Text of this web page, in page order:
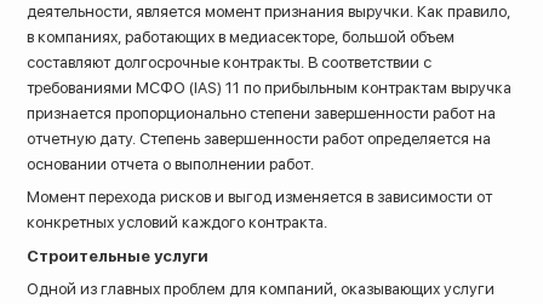
деятельности, является момент признания выручки. Как правило,
в компаниях, работающих в медиасекторе, большой объем
составляют долгосрочные контракты. В соответствии с
требованиями МСФО (IAS) 11 по прибыльным контрактам выручка
признается пропорционально степени завершенности работ на
отчетную дату. Степень завершенности работ определяется на
основании отчета о выполнении работ.
Момент перехода рисков и выгод изменяется в зависимости от
конкретных условий каждого контракта.
Строительные услуги
Одной из главных проблем для компаний, оказывающих услуги